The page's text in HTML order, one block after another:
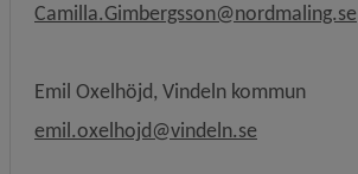
Camilla.Gimbergsson@nordmaling.se
Emil Oxelhöjd, Vindeln kommun
emil.oxelhojd@vindeln.se